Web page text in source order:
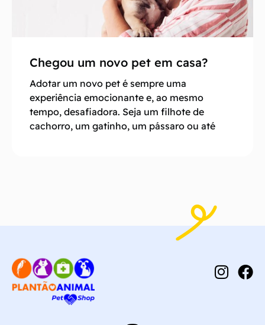
Chegou um novo pet em casa?
Adotar um novo pet é sempre uma
experiência emocionante e, ao mesmo
tempo, desafiadora. Seja um filhote de
cachorro, um gatinho, um pássaro ou até